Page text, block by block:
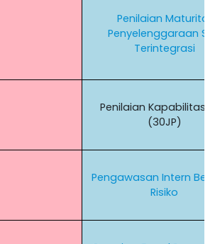
Penilaian Maturitas
Penyelenggaraan
Terintegrasi
Penilaian Kapabilitas
(30JP)
Pengawasan Intern
Risiko